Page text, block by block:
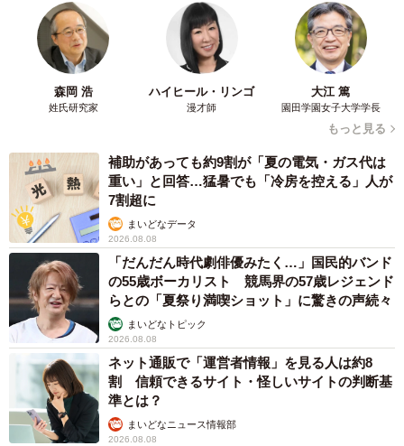
森岡 浩
姓氏研究家
ハイヒール・リンゴ
漫才師
大江 篤
園田学園女子大学学長
もっと見る
補助があっても約9割が「夏の電気・ガス代は
重い」と回答…猛暑でも「冷房を控える」人が
7割超に
まいどなデータ
2026.08.08
「だんだん時代劇俳優みたく…」国民的バンド
の55歳ボーカリスト 競馬界の57歳レジェンド
らとの「夏祭り満喫ショット」に驚きの声続々
まいどなトピック
2026.08.08
ネット通販で「運営者情報」を見る人は約8
割 信頼できるサイト・怪しいサイトの判断基
準とは？
まいどなニュース情報部
2026.08.08